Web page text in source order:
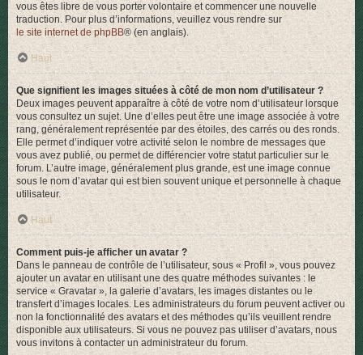
vous êtes libre de vous porter volontaire et commencer une nouvelle
traduction. Pour plus d’informations, veuillez vous rendre sur
le site internet de phpBB® (en anglais).
Haut
Que signifient les images situées à côté de mon nom d’utilisateur ?
Deux images peuvent apparaître à côté de votre nom d’utilisateur lorsque
vous consultez un sujet. Une d’elles peut être une image associée à votre
rang, généralement représentée par des étoiles, des carrés ou des ronds.
Elle permet d’indiquer votre activité selon le nombre de messages que
vous avez publié, ou permet de différencier votre statut particulier sur le
forum. L’autre image, généralement plus grande, est une image connue
sous le nom d’avatar qui est bien souvent unique et personnelle à chaque
utilisateur.
Haut
Comment puis-je afficher un avatar ?
Dans le panneau de contrôle de l’utilisateur, sous « Profil », vous pouvez
ajouter un avatar en utilisant une des quatre méthodes suivantes : le
service « Gravatar », la galerie d’avatars, les images distantes ou le
transfert d’images locales. Les administrateurs du forum peuvent activer ou
non la fonctionnalité des avatars et des méthodes qu’ils veuillent rendre
disponible aux utilisateurs. Si vous ne pouvez pas utiliser d’avatars, nous
vous invitons à contacter un administrateur du forum.